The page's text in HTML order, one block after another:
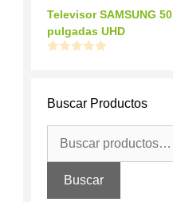
f
5
0
o
u
t
Televisor SAMSUNG 50
pulgadas UHD
t
o
5
Buscar Productos
por:
Buscar